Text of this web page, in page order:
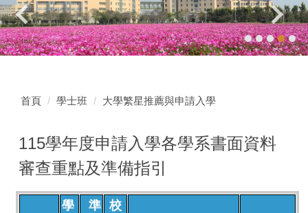
區
首頁 學士班 大學繁星推薦與申請入學
115學年度申請入學各學系書面資料
審查重點及準備指引
學
準 校